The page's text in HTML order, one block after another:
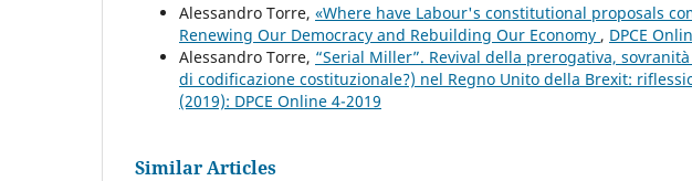
Alessandro Torre, «Where have Labour's constitutional proposals
Renewing Our Democracy and Rebuilding Our Economy , DPCE
Alessandro Torre, “Serial Miller”. Revival della prerogativa,
di codificazione costituzionale?) nel Regno Unito della Brexit:
(2019): DPCE Online 4-2019
Similar Articles